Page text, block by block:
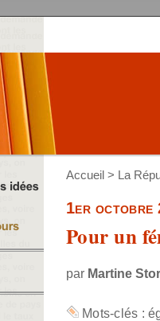
Accueil > La
1er octobre
Pour un
par Martine
Mots-clés :